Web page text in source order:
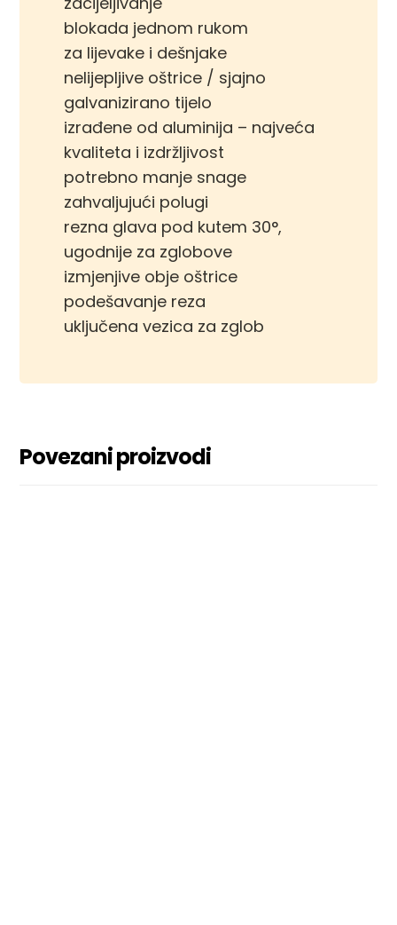
blokada jednom rukom
za lijevake i dešnjake
nelijepljive oštrice / sjajno
galvanizirano tijelo
izrađene od aluminija – najveća
kvaliteta i izdržljivost
potrebno manje snage
zahvaljujući polugi
rezna glava pod kutem 30°,
ugodnije za zglobove
izmjenjive obje oštrice
podešavanje reza
uključena vezica za zglob
Povezani proizvodi